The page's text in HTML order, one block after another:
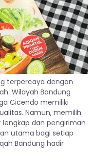
terpercaya dengan
Wilayah Bandung
Cicendo memiliki
Namun, memilih
dan pengiriman
utama bagi setiap
Bandung hadir